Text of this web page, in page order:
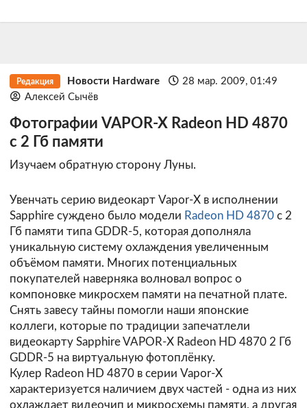
Редакция Новости Hardware
28 мар. 2009, 01:49
Алексей Сычёв
Фотографии VAPOR-X Radeon HD 4870
с 2 Гб памяти
Изучаем обратную сторону Луны.
Увенчать серию видеокарт Vapor-X в исполнении
Sapphire суждено было модели Radeon HD 4870 с 2
Гб памяти типа GDDR-5, которая дополняла
уникальную систему охлаждения увеличенным
объёмом памяти. Многих потенциальных
покупателей наверняка волновал вопрос о
компоновке микросхем памяти на печатной плате.
Снять завесу тайны помогли наши японские
коллеги, которые по традиции запечатлели
видеокарту Sapphire VAPOR-X Radeon HD 4870 2 Гб
GDDR-5 на виртуальную фотоплёнку.
Кулер Radeon HD 4870 в серии Vapor-X
характеризуется наличием двух частей - одна из них
охлаждает видеочип и микросхемы памяти, а другая